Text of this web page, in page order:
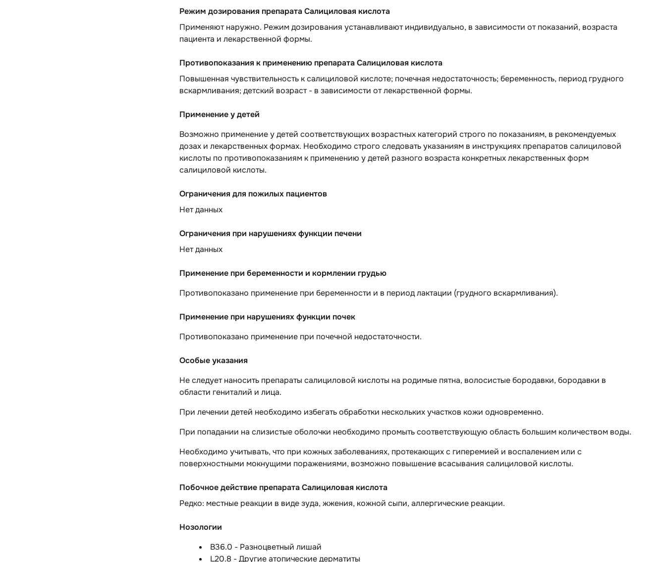
Режим дозирования препарата Салициловая кислота
Применяют наружно. Режим дозирования устанавливают индивидуально, в зависимости от показаний, возраста
пациента и лекарственной формы.
Противопоказания к применению препарата Салициловая кислота
Повышенная чувствительность к салициловой кислоте; почечная недостаточность; беременность, период грудного
вскармливания; детский возраст - в зависимости от лекарственной формы.
Применение у детей
Возможно применение у детей соответствующих возрастных категорий строго по показаниям, в рекомендуемых
дозах и лекарственных формах. Необходимо строго следовать указаниям в инструкциях препаратов салициловой
кислоты по противопоказаниям к применению у детей разного возраста конкретных лекарственных форм
салициловой кислоты.
Ограничения для пожилых пациентов
Нет данных
Ограничения при нарушениях функции печени
Нет данных
Применение при беременности и кормлении грудью
Противопоказано применение при беременности и в период лактации (грудного вскармливания).
Применение при нарушениях функции почек
Противопоказано применение при почечной недостаточности.
Особые указания
Не следует наносить препараты салициловой кислоты на родимые пятна, волосистые бородавки, бородавки в
области гениталий и лица.
При лечении детей необходимо избегать обработки нескольких участков кожи одновременно.
При попадании на слизистые оболочки необходимо промыть соответствующую область большим количеством воды.
Необходимо учитывать, что при кожных заболеваниях, протекающих с гиперемией и воспалением или с
поверхностными мокнущими поражениями, возможно повышение всасывания салициловой кислоты.
Побочное действие препарата Салициловая кислота
Редко: местные реакции в виде зуда, жжения, кожной сыпи, аллергические реакции.
Нозологии
B36.0 - Разноцветный лишай
L20.8 - Другие атопические дерматиты